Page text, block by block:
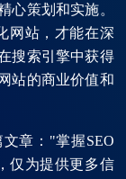
心策划和实施。
网站，才能在深
搜索引擎中获得
站的商业价值和
章："掌握SEO
仅为提供更多信